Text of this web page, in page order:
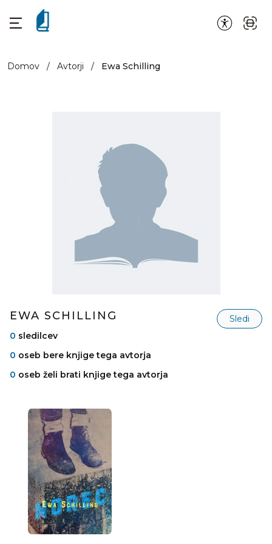
Domov / Avtorji / Ewa Schilling
EWA SCHILLING
Sledi
0 sledilcev
0 oseb bere knjige tega avtorja
0 oseb želi brati knjige tega avtorja